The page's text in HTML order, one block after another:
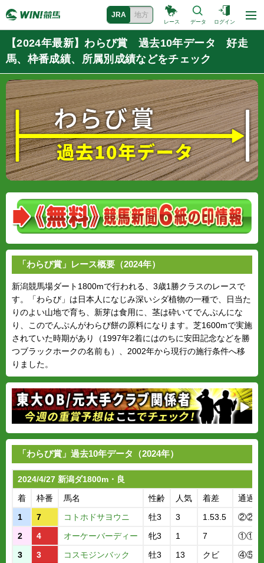
JRA 地方
レース データ ログイン
【2024年最新】わらび賞 過去10年データ 好走
馬、枠番成績、所属別成績などをチェック
「わらび賞」レース概要（2024年）
新潟競馬場ダート1800mで行われる、3歳1勝クラスのレースで
す。「わらび」は日本人になじみ深いシダ植物の一種で、日当た
りのよい山地で育ち、新芽は食用に、茎は砕いてでんぷんにな
り、このでんぷんがわらび餅の原料になります。芝1600mで実施
されていた時期があり（1997年2着にはのちに安田記念などを勝
つブラックホークの名前も）、2002年から現行の施行条件へ移
りました。
「わらび賞」過去10年データ（2024年）
2024/4/27 新潟ダ1800m・良
着
枠番 馬名 性齢 人気 着差
通過順
1
7 コトホドサヨウニ 牡3 3 1.53.5
2
4 オーケーバーディー 牝3 1 7
3
3 コスモジンバック 牡3 13 クビ